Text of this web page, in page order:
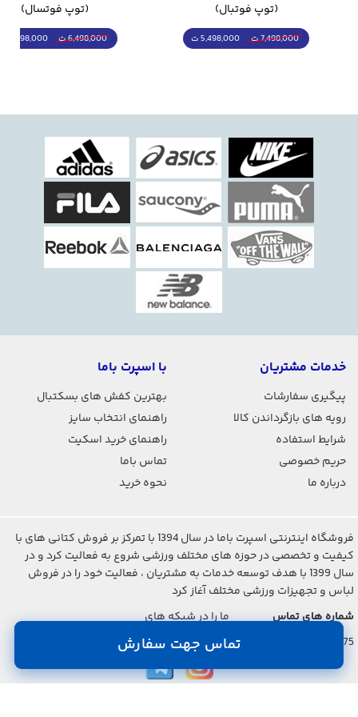
تماس جهت سفارش
(توپ فوتبال)
7,498,000 ت 5,498,000 ت
(توپ فوتسال)
6,498,000 ت 5,298,000 ت
خدمات مشتریان
پیگیری سفارشات
رویه های بازگرداندن کالا
شرایط استفاده
حریم خصوصی
درباره ما
با اسپرت باما
بهترین کفش های بسکتبال
راهنمای انتخاب سایز
راهنمای خرید اسکیت
تماس باما
نحوه خرید
فروشگاه اینترنتی اسپرت باما در سال 1394 با تمرکز بر فروش کتانی های با
کیفیت و تخصصی در حوزه های مختلف ورزشی شروع به فعالیت کرد و در
سال 1399 با هدف توسعه خدمات به مشتریان ، فعالیت خود را در فروش
لباس و تجهیزات ورزشی مختلف آغاز کرد
شماره های تماس
021-2842-7275
ما را در شبکه های
اجتماعی دنبال کنید